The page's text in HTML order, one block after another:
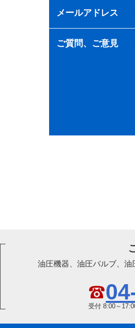
メールアドレス
ご質問、ご意見
油圧機器、油圧バルブ、
受付 8:00～